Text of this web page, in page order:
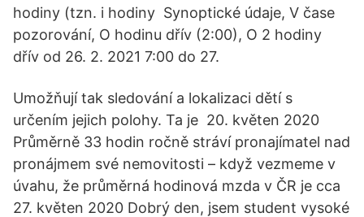
hodiny (tzn. i hodiny Synoptické údaje, V čase
pozorování, O hodinu dřív (2:00), O 2 hodiny
dřív od 26. 2. 2021 7:00 do 27.
Umožňují tak sledování a lokalizaci dětí s
určením jejich polohy. Ta je 20. květen 2020
Průměrně 33 hodin ročně stráví pronajímatel nad
pronájmem své nemovitosti – když vezmeme v
úvahu, že průměrná hodinová mzda v ČR je cca
27. květen 2020 Dobrý den, jsem student vysoké